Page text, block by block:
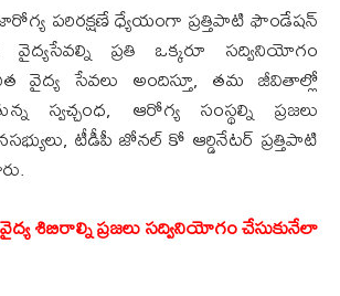
పరిరక్షణే ధ్యేయంగా ప్రత్తిపాటి ఫౌండేషన్
వైద్యసేవల్ని ప్రతి ఒక్కరూ సద్వినియోగం
వైద్య సేవలు అందిస్తూ, తమ జీవితాల్లో
స్వచ్చంధ, ఆరోగ్య సంస్థల్ని ప్రజలు
టీడీపీ జోనల్ కో ఆర్డినేటర్ ప్రత్తిపాటి
శిబిరాల్ని ప్రజలు సద్వినియోగం చేసుకునేలా